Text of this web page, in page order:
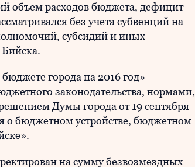
объем расходов бюджета, дефицит
без учета субвенций на
субсидий и иных
города на 2016 год»
законодательства, нормами,
Думы города от 19 сентября
бюджетном устройстве, бюджетном
на сумму безвозмездных